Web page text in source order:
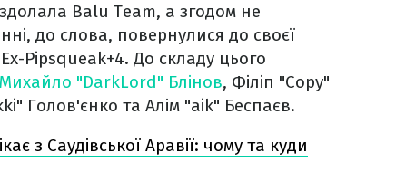
Balu Team, а згодом не
до слова, повернулися до своєї
Pipsqueak+4. До складу цього
Михайло "DarkLord" Блінов, Філіп "Copy"
Голов'єнко та Алім "aik" Беспаєв.
з Саудівської Аравії: чому та куди